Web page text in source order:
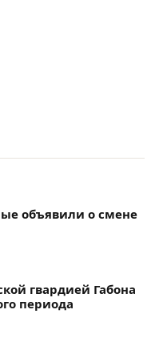
объявили о смене
гвардией Габона
периода